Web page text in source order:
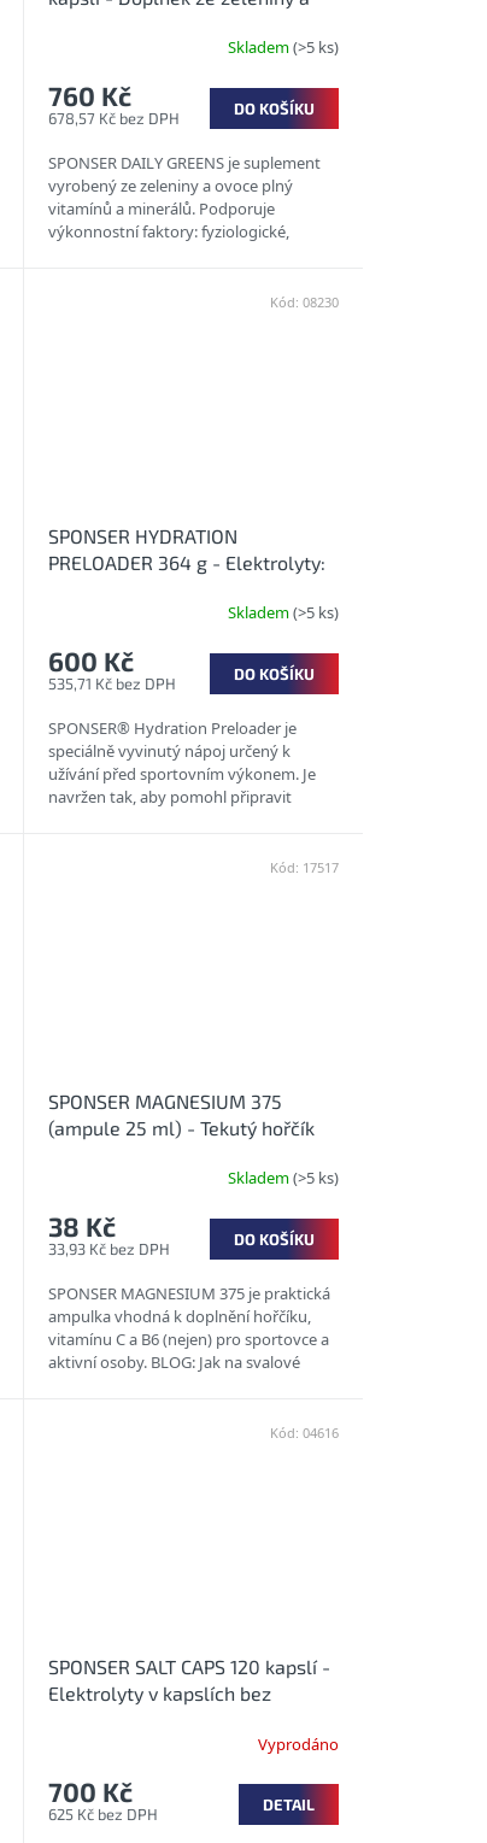
Skladem(>5 ks)
678,57 Kč bez DPH
760 Kč DO KOŠÍKU
SPONSER DAILY GREENS je suplement
vyrobený ze zeleniny a ovoce plný
vitamínů a minerálů. Podporuje
výkonnostní faktory: fyziologické,
SPONSER HYDRATION
PRELOADER 364 g - Elektrolyty:
Skladem(>5 ks)
535,71 Kč bez DPH
600 Kč DO KOŠÍKU
SPONSER® Hydration Preloader je
speciálně vyvinutý nápoj určený k
užívání před sportovním výkonem. Je
navržen tak, aby pomohl připravit
Kód: 08230
SPONSER MAGNESIUM 375
(ampule 25 ml) - Tekutý hořčík
Skladem(>5 ks)
33,93 Kč bez DPH
38 Kč DO KOŠÍKU
SPONSER MAGNESIUM 375 je praktická
ampulka vhodná k doplnění hořčíku,
vitamínu C a B6 (nejen) pro sportovce a
aktivní osoby. BLOG: Jak na svalové
Kód: 17517
SPONSER SALT CAPS 120 kapslí -
Elektrolyty v kapslích bez
Vyprodáno
625 Kč bez DPH
700 Kč DETAIL
Kód: 04616